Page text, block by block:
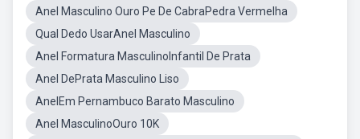
Anel Masculino Ouro Pe De CabraPedra Vermelha
Qual Dedo UsarAnel Masculino
Anel Formatura MasculinoInfantil De Prata
Anel DePrata Masculino Liso
AnelEm Pernambuco Barato Masculino
Anel MasculinoOuro 10K